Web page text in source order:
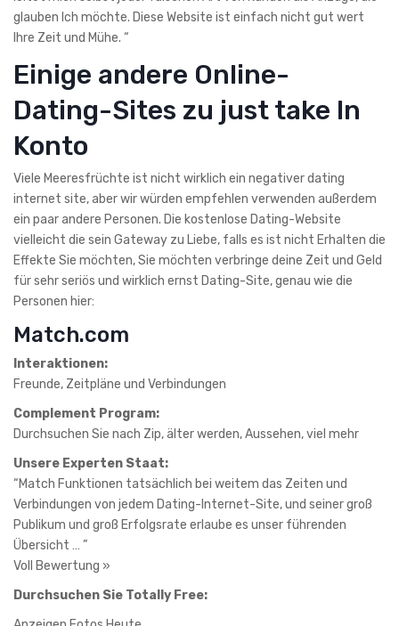
glauben Ich möchte. Diese Website ist einfach nicht gut wert
Ihre Zeit und Mühe. “
Einige andere Online-
Dating-Sites zu just take In
Konto
Viele Meeresfrüchte ist nicht wirklich ein negativer dating
internet site, aber wir würden empfehlen verwenden außerdem
ein paar andere Personen. Die kostenlose Dating-Website
vielleicht die sein Gateway zu Liebe, falls es ist nicht Erhalten die
Effekte Sie möchten, Sie möchten verbringe deine Zeit und Geld
für sehr seriös und wirklich ernst Dating-Site, genau wie die
Personen hier:
Match.com
Interaktionen:
Freunde, Zeitpläne und Verbindungen
Complement Program:
Durchsuchen Sie nach Zip, älter werden, Aussehen, viel mehr
Unsere Experten Staat:
“Match Funktionen tatsächlich bei weitem das Zeiten und
Verbindungen von jedem Dating-Internet-Site, und seiner groß
Publikum und groß Erfolgsrate erlaube es unser führenden
Übersicht … ”
Voll Bewertung »
Durchsuchen Sie Totally Free: